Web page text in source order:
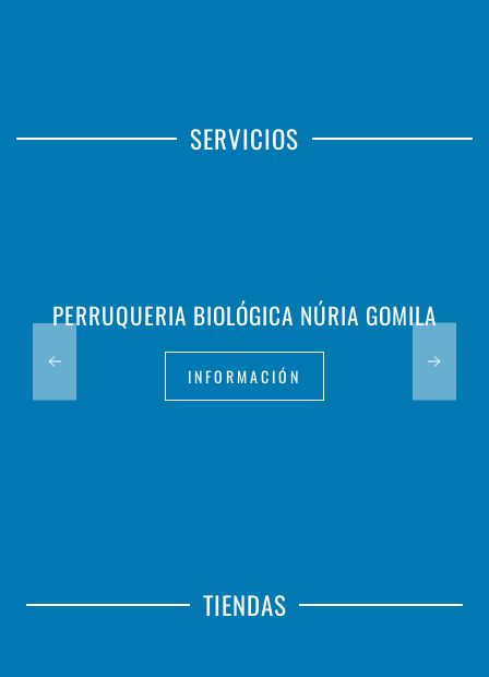
SERVICIOS
PERRUQUERIA BIOLÓGICA NÚRIA GOMILA
INFORMACIÓN
TIENDAS